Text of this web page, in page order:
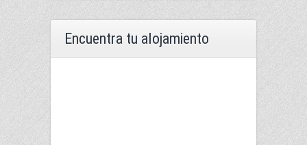
Encuentra tu alojamiento